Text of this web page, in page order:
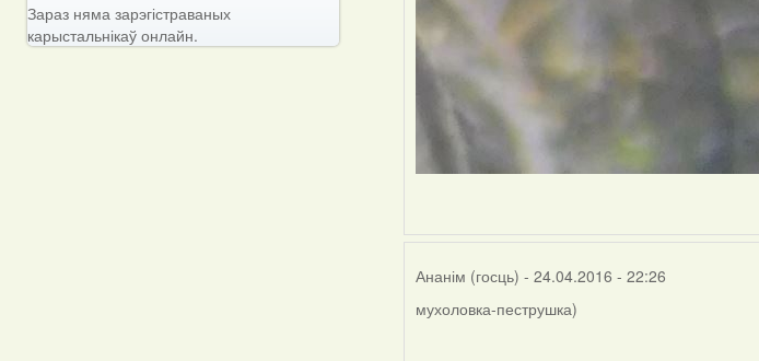
Ананім (госць) - 24.04.2016 - 22:26
мухоловка-пеструшка)
Зараз няма зарэгістраваных
карыстальнікаў онлайн.